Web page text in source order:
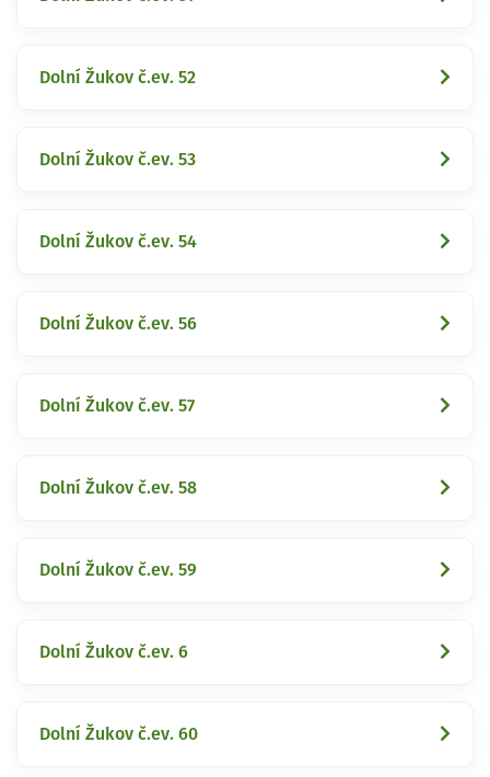
Dolní Žukov č.ev. 52
Dolní Žukov č.ev. 53
Dolní Žukov č.ev. 54
Dolní Žukov č.ev. 56
Dolní Žukov č.ev. 57
Dolní Žukov č.ev. 58
Dolní Žukov č.ev. 59
Dolní Žukov č.ev. 6
Dolní Žukov č.ev. 60